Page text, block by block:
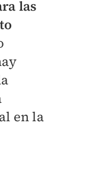
las
en la